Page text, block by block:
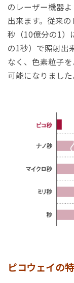
のレーザー機器
出来ます。従来
秒（10億分の1）
の1秒）で照射出
なく、色素粒子
可能になりました
ピコウェイの